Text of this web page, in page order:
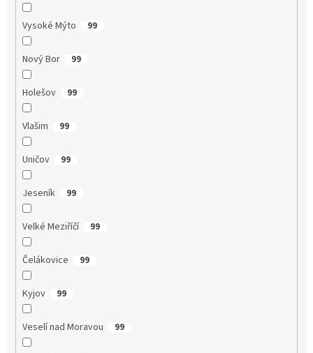
Vysoké Mýto 99
Nový Bor 99
Holešov 99
Vlašim 99
Uničov 99
Jeseník 99
Velké Meziříčí 99
Čelákovice 99
Kyjov 99
Veselí nad Moravou 99